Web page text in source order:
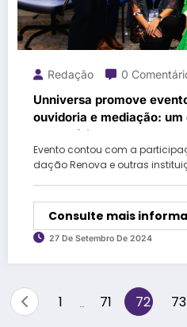
Redação 0
Unniversa promove
ouvidoria e mediação: um
necessário” para explorar
inovadoras na resolução
Evento contou com a
dação Renova e outras
Consulte mais
27 De Setembro De 2024
Paginação
1 71 72 73